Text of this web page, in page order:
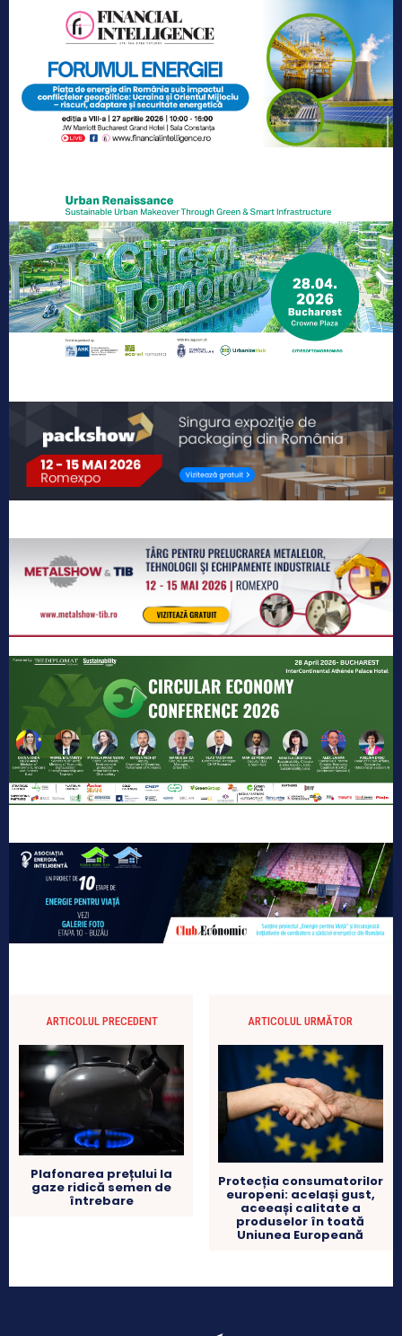
ARTICOLUL PRECEDENT
Plafonarea prețului la
gaze ridică semen de
întrebare
ARTICOLUL URMĂTOR
Protecția consumatorilor
europeni: același gust,
aceeași calitate a
produselor în toată
Uniunea Europeană